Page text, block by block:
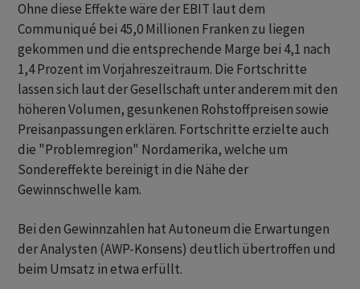
Ohne diese Effekte wäre der EBIT laut dem
Communiqué bei 45,0 Millionen Franken zu liegen
gekommen und die entsprechende Marge bei 4,1 nach
1,4 Prozent im Vorjahreszeitraum. Die Fortschritte
lassen sich laut der Gesellschaft unter anderem mit den
höheren Volumen, gesunkenen Rohstoffpreisen sowie
Preisanpassungen erklären. Fortschritte erzielte auch
die "Problemregion" Nordamerika, welche um
Sondereffekte bereinigt in die Nähe der
Gewinnschwelle kam.
Bei den Gewinnzahlen hat Autoneum die Erwartungen
der Analysten (AWP-Konsens) deutlich übertroffen und
beim Umsatz in etwa erfüllt.